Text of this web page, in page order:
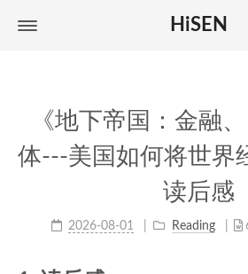
HiSEN
《地下帝国：金融
体---美国如何将世界
读后感
2026-08-01 Reading